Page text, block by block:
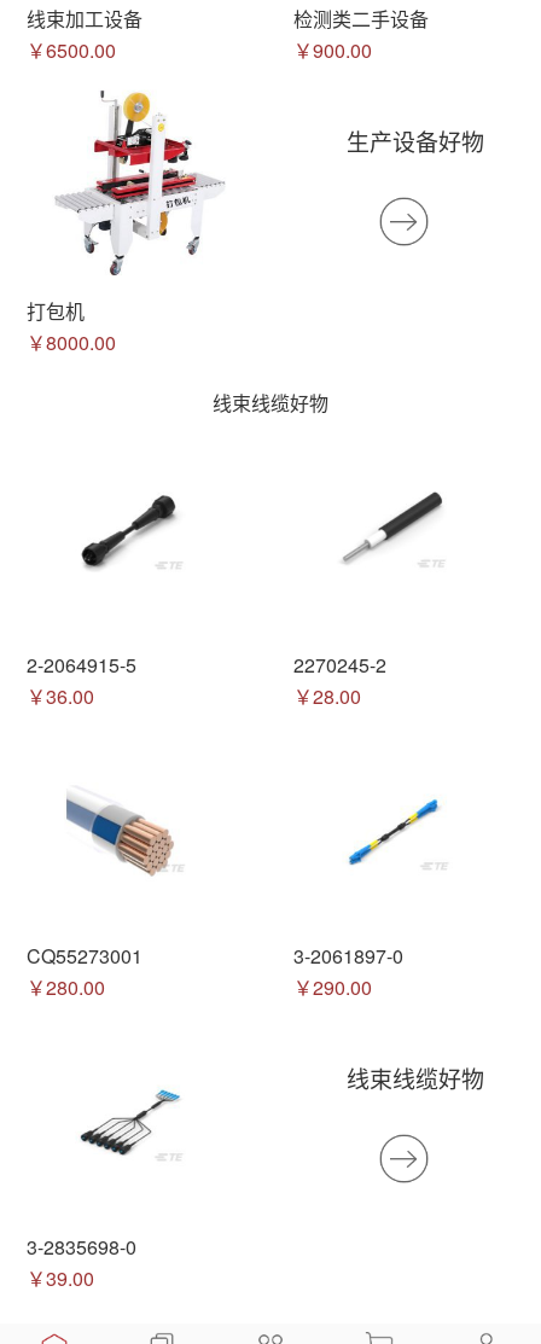
线束加工设备
￥6500.00
检测类二手设备
￥900.00
打包机
￥8000.00
生产设备好物
线束线缆好物
2-2064915-5
￥36.00
2270245-2
￥28.00
CQ55273001
￥280.00
3-2061897-0
￥290.00
3-2835698-0
￥39.00
线束线缆好物